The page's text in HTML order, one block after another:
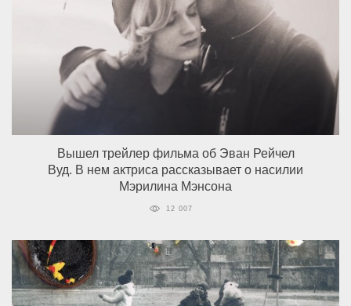
Вышел трейлер фильма об Эван Рейчел
Вуд. В нем актриса рассказывает о насилии
Мэрилина Мэнсона
12 007